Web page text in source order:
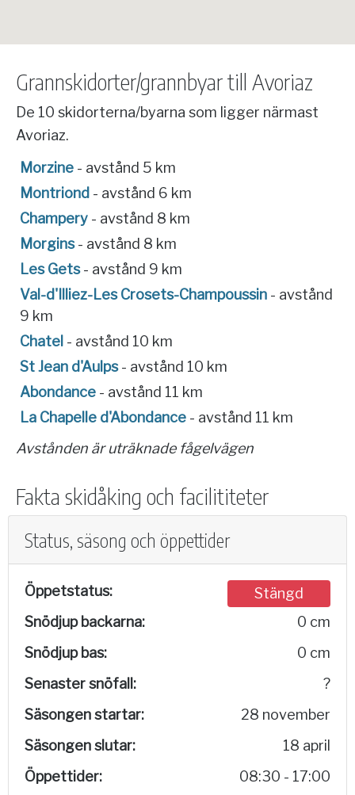
Grannskidorter/grannbyar till Avoriaz
De 10 skidorterna/byarna som ligger närmast
Avoriaz.
Morzine - avstånd 5 km
Montriond - avstånd 6 km
Champery - avstånd 8 km
Morgins- avstånd 8 km
Les Gets- avstånd 9 km
Val-d'Illiez-Les Crosets-Champoussin - avstånd
9 km
Chatel - avstånd 10 km
St Jean d'Aulps- avstånd 10 km
Abondance - avstånd 11 km
La Chapelle d'Abondance - avstånd 11 km
Avstånden är uträknade fågelvägen
Fakta skidåking och facilititeter
Status, säsong och öppettider
Öppetstatus:
Stängd
Snödjup backarna:
0 cm
Snödjup bas:
0 cm
Senaster snöfall:
?
Säsongen startar:
28 november
Säsongen slutar:
18 april
Öppettider:
08:30 - 17:00